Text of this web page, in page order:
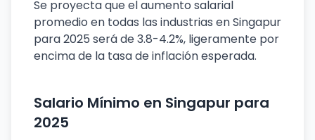
Se proyecta que el aumento salarial
promedio en todas las industrias en Singapur
para 2025 será de 3.8-4.2%, ligeramente por
encima de la tasa de inflación esperada.
Salario Mínimo en Singapur para
2025